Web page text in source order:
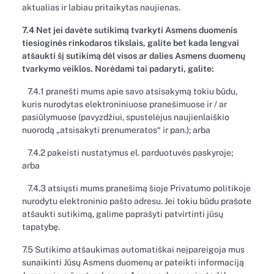
aktualias ir labiau pritaikytas naujienas.
7.4 Net jei davėte sutikimą tvarkyti Asmens duomenis
tiesioginės rinkodaros tikslais, galite bet kada lengvai
atšaukti šį sutikimą dėl visos ar dalies Asmens duomenų
tvarkymo veiklos. Norėdami tai padaryti, galite:
7.4.1 pranešti mums apie savo atsisakymą tokiu būdu,
kuris nurodytas elektroniniuose pranešimuose ir / ar
pasiūlymuose (pavyzdžiui, spustelėjus naujienlaiškio
nuorodą „atsisakyti prenumeratos“ ir pan.); arba
7.4.2 pakeisti nustatymus el. parduotuvės paskyroje;
arba
7.4.3 atsiųsti mums pranešimą šioje Privatumo politikoje
nurodytu elektroninio pašto adresu. Jei tokiu būdu prašote
atšaukti sutikimą, galime paprašyti patvirtinti jūsų
tapatybę.
7.5 Sutikimo atšaukimas automatiškai neįpareigoja mus
sunaikinti Jūsų Asmens duomenų ar pateikti informaciją